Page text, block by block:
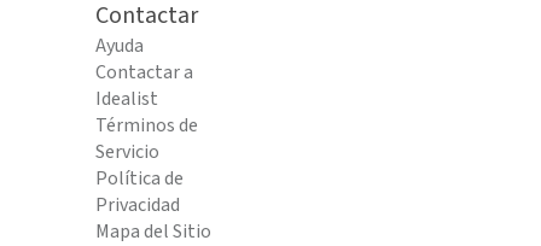
Contactar
Ayuda
Contactar a
Idealist
Términos de
Servicio
Política de
Privacidad
Mapa del Sitio